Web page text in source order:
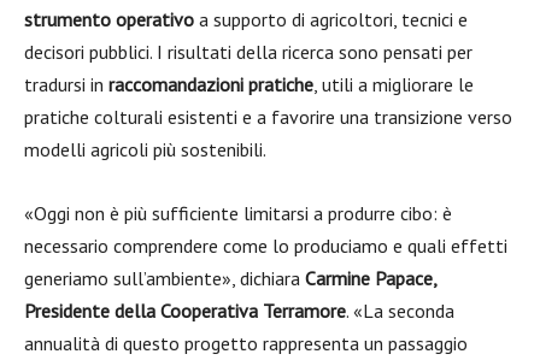
strumento operativo a supporto di agricoltori, tecnici e
decisori pubblici. I risultati della ricerca sono pensati per
tradursi in raccomandazioni pratiche, utili a migliorare le
pratiche colturali esistenti e a favorire una transizione verso
modelli agricoli più sostenibili.
«Oggi non è più sufficiente limitarsi a produrre cibo: è
necessario comprendere come lo produciamo e quali effetti
generiamo sull’ambiente», dichiara Carmine Papace,
Presidente della Cooperativa Terramore. «La seconda
annualità di questo progetto rappresenta un passaggio